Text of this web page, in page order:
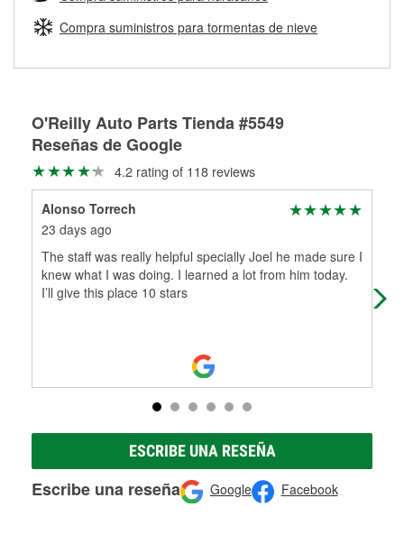
Herramientas de O'Reilly
pueden ser reutilizados, podemos ayudarte a encontrar las
partes de reemplazo correctas para tu reparación.
Rectificación de tambores y discos de freno
Compra suministros para tormentas de nieve
O'Reilly Auto Parts Tienda #5549
Reseñas de Google
4.2 rating of 118 reviews
Alonso Torrech
23 days ago
The staff was really helpful specially Joel he made sure I
knew what I was doing. I learned a lot from him today.
I’ll give this place 10 stars
ESCRIBE UNA RESEÑA
Escribe una reseña Google Facebook